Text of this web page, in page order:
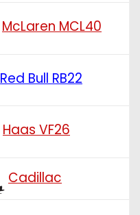
McLaren MCL40
Red Bull RB22
Haas VF26
Cadillac